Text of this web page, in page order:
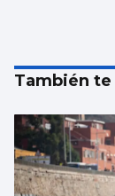
También